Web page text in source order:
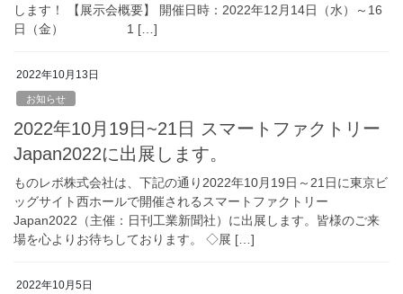
します！ 【展示会概要】 開催日時：2022年12月14日（水）～16
日（金） 1 […]
2022年10月13日
お知らせ
2022年10月19日~21日 スマートファクトリー
Japan2022に出展します。
ものレボ株式会社は、下記の通り2022年10月19日～21日に東京ビ
ッグサイト西ホールで開催されるスマートファクトリー
Japan2022（主催：日刊工業新聞社）に出展します。皆様のご来
場を心よりお待ちしております。 ◇展 […]
2022年10月5日